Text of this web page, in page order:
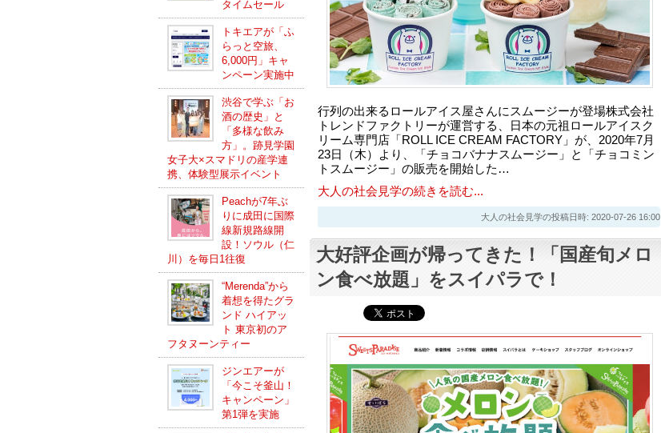
タイムセール
トキエアが「ふ
らっと空旅、
6,000円」キャ
ンペーン実施中
渋谷で学ぶ「お
酒の歴史」と
「多様な飲み
方」。跡見学園
女子大×スマドリの産学連
携、体験型展示イベント
Peachが7年ぶ
りに成田に国際
線新規路線開
設！ソウル（仁
川）を毎日1往復
“Merenda”から
着想を得たグラ
ンド ハイアッ
ト 東京初のア
フタヌーンティー
ジンエアーが
「今こそ釜山！
キャンペーン」
第1弾を実施
行列の出来るロールアイス屋さんにスムージーが登場株式会社
トレンドファクトリーが運営する、日本の元祖ロールアイスク
リーム専門店「ROLL ICE CREAM FACTORY」が、2020年7月
23日（木）より、「チョコバナナスムージー」と「チョコミン
トスムージー」の販売を開始した…
大人の社会見学の続きを読む...
大人の社会見学の投稿日時: 2020-07-26 16:00
大好評企画が帰ってきた！「国産旬メロ
ン食べ放題」をスイパラで！